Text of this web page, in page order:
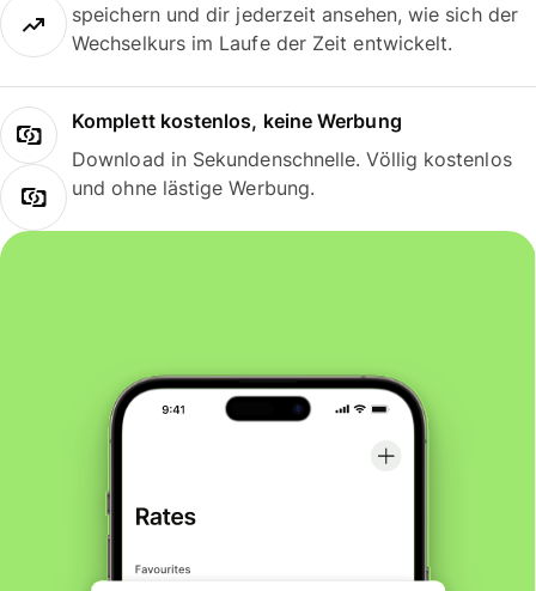
speichern und dir jederzeit ansehen, wie sich der
Wechselkurs im Laufe der Zeit entwickelt.
Komplett kostenlos, keine Werbung
Download in Sekundenschnelle. Völlig kostenlos
und ohne lästige Werbung.